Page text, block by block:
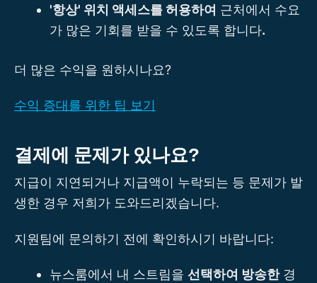
'항상' 위치 액세스를 허용하여 근처에서 수요
가 많은 기회를 받을 수 있도록 합니다.
더 많은 수익을 원하시나요?
수익 증대를 위한 팁 보기
결제에 문제가 있나요?
지급이 지연되거나 지급액이 누락되는 등 문제가 발
생한 경우 저희가 도와드리겠습니다.
지원팀에 문의하기 전에 확인하시기 바랍니다:
뉴스룸에서 내 스트림을 선택하여 방송한경